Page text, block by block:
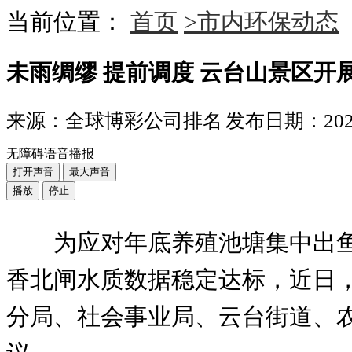
当前位置： 首页 >市内环保动态
未雨绸缪 提前调度 云台山景区开
来源：全球博彩公司排名 发布日期：
无障碍语音播报
打开声音
最大声音
播放
停止
为应对年底养殖池塘集中出
香北闸水质数据稳定达标，近日
分局、社会事业局、云台街道、